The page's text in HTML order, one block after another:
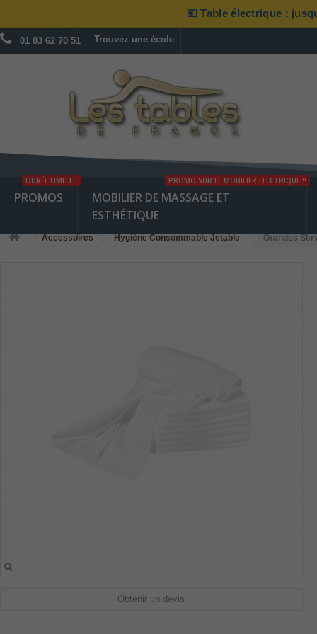
💶 Table électrique :
01 83 62 70 51 Trouvez une école
PROMOS
DURÉE LIMITE !
MOBILIER DE MASSAGE ET
ESTHÉTIQUE
PROMO SUR LE MOBILIER ELECTRIQUE !!
Accessoires Hygiène Consommable Jetable Grandes
Obtenir un devis